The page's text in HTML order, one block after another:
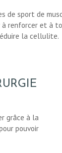
de sport de
renforcer et à
la cellulite.
grâce à la
pouvoir